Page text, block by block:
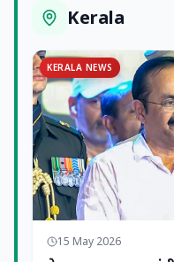
Kerala
KERALA NEWS
15 May 2026